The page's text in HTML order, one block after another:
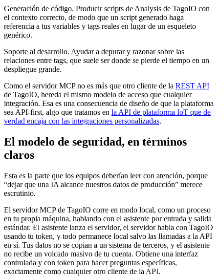
Generación de código. Producir scripts de Analysis de TagoIO con
el contexto correcto, de modo que un script generado haga
referencia a tus variables y tags reales en lugar de un esqueleto
genérico.
Soporte al desarrollo. Ayudar a depurar y razonar sobre las
relaciones entre tags, que suele ser donde se pierde el tiempo en un
despliegue grande.
Como el servidor MCP no es más que otro cliente de la REST API
de TagoIO, hereda el mismo modelo de acceso que cualquier
integración. Esa es una consecuencia de diseño de que la plataforma
sea API-first, algo que tratamos en la API de plataforma IoT que de
verdad encaja con las integraciones personalizadas.
El modelo de seguridad, en términos
claros
Esta es la parte que los equipos deberían leer con atención, porque
“dejar que una IA alcance nuestros datos de producción” merece
escrutinio.
El servidor MCP de TagoIO corre en modo local, como un proceso
en tu propia máquina, hablando con el asistente por entrada y salida
estándar. El asistente lanza el servidor, el servidor habla con TagoIO
usando tu token, y todo permanece local salvo las llamadas a la API
en sí. Tus datos no se copian a un sistema de terceros, y el asistente
no recibe un volcado masivo de tu cuenta. Obtiene una interfaz
controlada y con token para hacer preguntas específicas,
exactamente como cualquier otro cliente de la API.